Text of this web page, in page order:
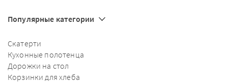
Популярные категории
Скатерти
Кухонные полотенца
Дорожки на стол
Корзинки для хлеба